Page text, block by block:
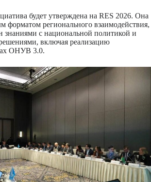
будет утверждена на RES 2026. Она
форматом регионального взаимодействия,
с национальной политикой и
включая реализацию
ОНУВ 3.0.